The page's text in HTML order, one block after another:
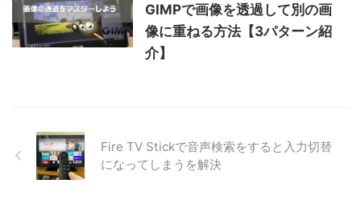
GIMPで画像を透過して別の画
像に重ねる方法【3パターン紹
介】
Fire TV Stickで音声検索をすると入力切替
になってしまうを解決